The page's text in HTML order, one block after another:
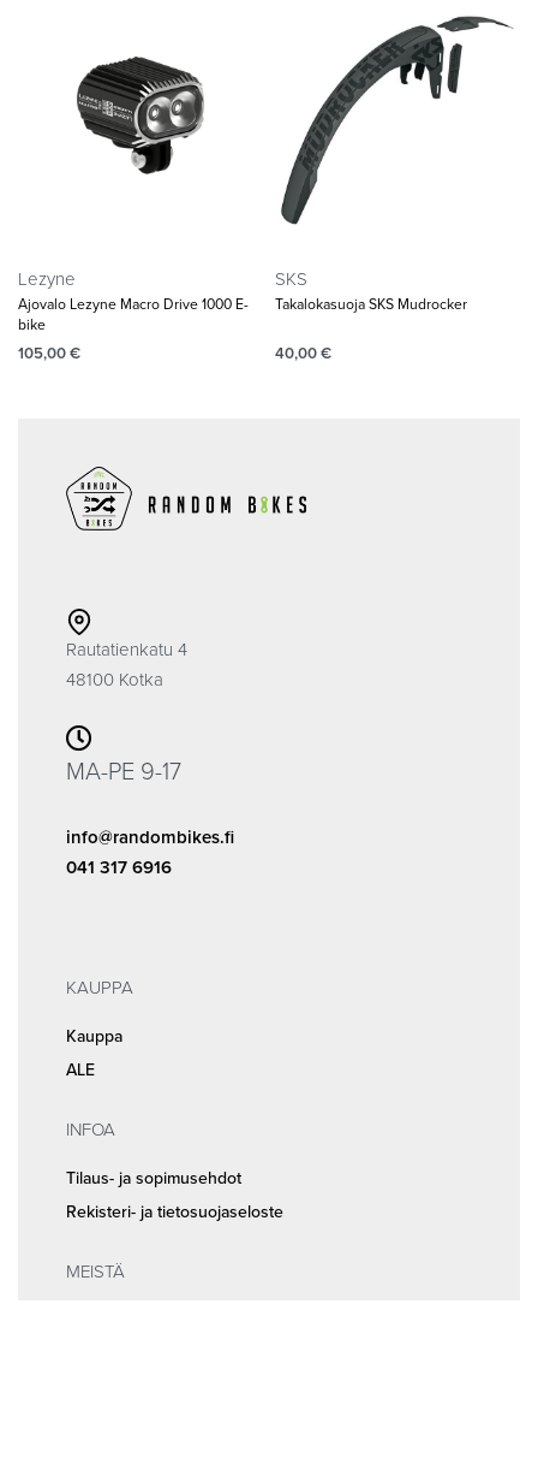
Lezyne
Ajovalo Lezyne Macro Drive 1000 E-
bike
105,00€
SKS
Takalokasuoja SKS Mudrocker
40,00€
Rautatienkatu 4
48100 Kotka
MA-PE 9-17
info@randombikes.fi
041 317 6916
KAUPPA
Kauppa
ALE
INFOA
Tilaus- ja sopimusehdot
Rekisteri- ja tietosuojaseloste
MEISTÄ